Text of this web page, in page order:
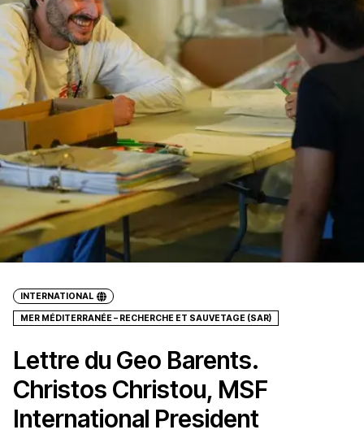
INTERNATIONAL
MER MÉDITERRANÉE – RECHERCHE ET SAUVETAGE (SAR)
Lettre du Geo Barents.
Christos Christou, MSF
International President